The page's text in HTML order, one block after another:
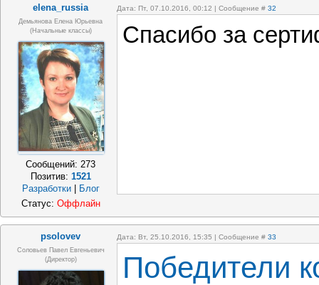
elena_russia Дата: Пт, 07.10.2016, 00:12 | Сообщение # 32
Демьянова Елена Юрьевна
(начальные классы)
Сообщений: 273
Позитив: 1521
Разработки | Блог
Спасибо за
Статус: Оффлайн
psolovev Дата: Вт, 25.10.2016, 15:35 | Сообщение # 33
Соловьев Павел Евгеньевич
(Директор)
Победители